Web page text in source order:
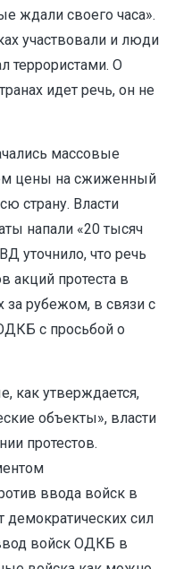
ждали своего часа».
участвовали и люди
террористами. О
идет речь, он не
массовые
цены на сжиженный
страну. Власти
напали «20 тысяч
уточнило, что речь
акций протеста в
за рубежом, в связи с
с просьбой о
как утверждается,
объекты», власти
протестов.
ввода войск в
демократических сил
войск ОДКБ в